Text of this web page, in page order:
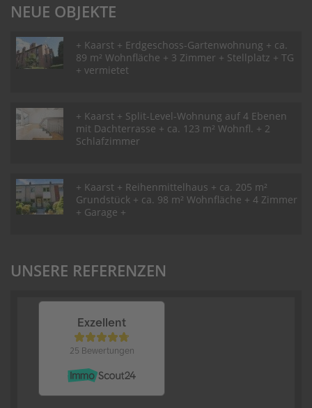
NEUE OBJEKTE
+ Kaarst + Erdgeschoss-Gartenwohnung + ca.
89 m² Wohnfläche + 3 Zimmer + Stellplatz + TG
+ vermietet
+ Kaarst + Split-Level-Wohnung auf 4 Ebenen
mit Dachterrasse + ca. 123 m² Wohnfl. + 2
Schlafzimmer
+ Kaarst + Reihenmittelhaus + ca. 205 m²
Grundstück + ca. 98 m² Wohnfläche + 4 Zimmer
+ Garage +
UNSERE REFERENZEN